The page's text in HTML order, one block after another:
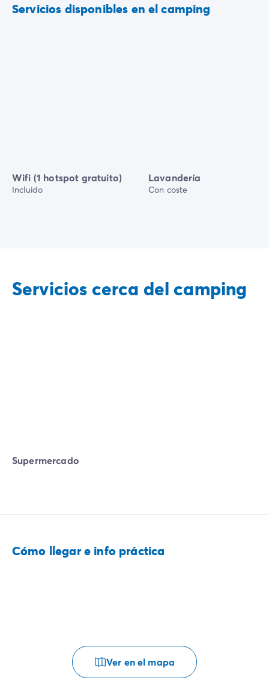
Servicios disponibles en el camping
Wifi (1 hotspot gratuito)
Incluido
Lavandería
Con coste
Servicios cerca del camping
Supermercado
Cómo llegar e info práctica
Ver en el mapa